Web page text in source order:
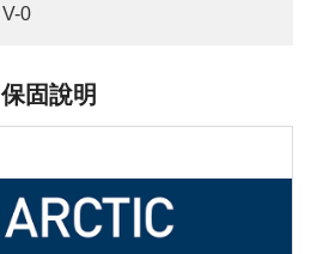
V-0
保固說明